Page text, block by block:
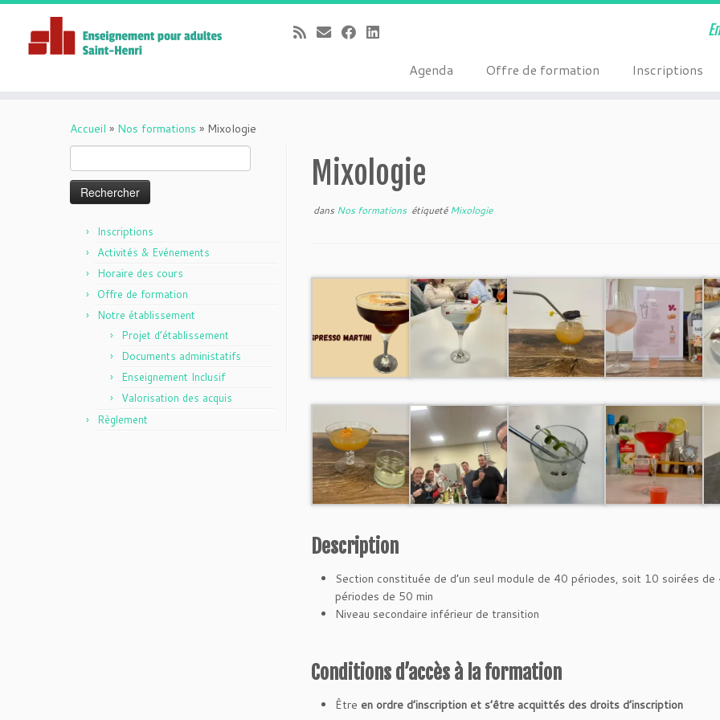
Agenda Offre de formation Inscriptions
Accueil » Nos formations » Mixologie
Inscriptions
Activités & Evénements
Horaire des cours
Offre de formation
Notre établissement
Projet d’établissement
Documents administatifs
Enseignement Inclusif
Valorisation des acquis
Règlement
Mixologie
dans Nos formations étiquetéMixologie
Description
Section constituée de d’un seul module de 40 périodes, soit 10 soirées de
périodes de 50 min
Niveau secondaire inférieur de transition
Conditions d’accès à la formation
Être en ordre d’inscription et s’être acquittés des droits d’inscription